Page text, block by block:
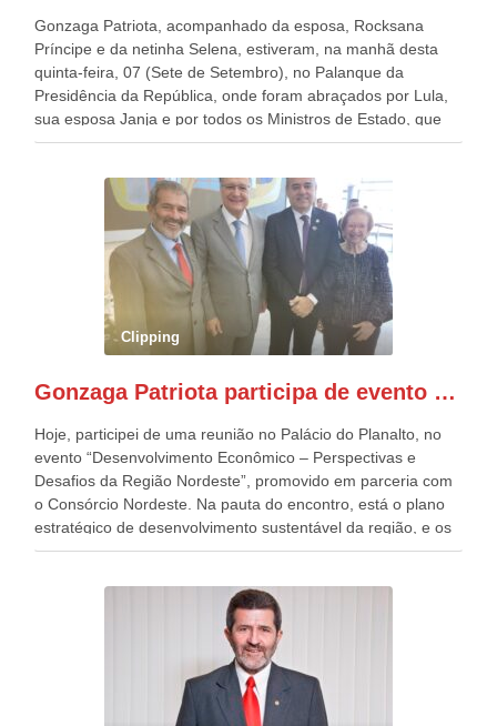
Gonzaga Patriota, acompanhado da esposa, Rocksana
Príncipe e da netinha Selena, estiveram, na manhã desta
quinta-feira, 07 (Sete de Setembro), no Palanque da
Presidência da República, onde foram abraçados por Lula,
sua esposa Janja e por todos os Ministros de Estado, que
estavam presentes, nos Desfiles da Independência da
outros desfiles, na Esplanada dos Ministérios, disse ter sido
o deste ano, o maior e o mais organizado de todos. “Há
quatro décadas, como Patriota até no nome, participo
anualmente dos desfiles de Sete de Setembro, na
Esplanada dos Ministérios, em Brasília. Este ano, o governo
preparou espaços com cadeiras e coberturas, para 30.000
pessoas, só que o número de Patriotas Brasileiros
Independentes, dobrou na Esplanada. Eu, Lula e os
Patriota.
Clipping
Gonzaga Patriota participa de evento em prol do desenvolvimento do Nordeste
Hoje, participei de uma reunião no Palácio do Planalto, no
evento “Desenvolvimento Econômico – Perspectivas e
Desafios da Região Nordeste”, promovido em parceria com
o Consórcio Nordeste. Na pauta do encontro, está o plano
estratégico de desenvolvimento sustentável da região, e os
desafios para a elaboração de políticas públicas, que
evento contou com a presença do Vice-presidente Geraldo
Alckmin, que também ocupa o Ministério do
Desenvolvimento, Indústria, Comércio e Serviços, o ex
governador de Pernambuco, agora Presidente do Banco do
Nordeste, Paulo Câmara, o ex Deputado Federal, e
atualmente Superintendente da SUDENE, Danilo Cabral, da